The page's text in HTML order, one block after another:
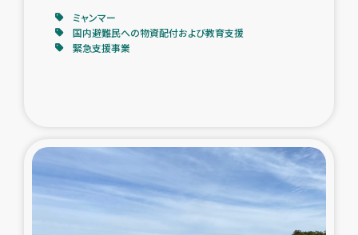
令和6年能登半島地震 緊急支援
タイ国境ミャンマー移民子ども支援
漁民によるマングローブ植林活動
ミャンマー
国内避難民への物資配付および教育支援
緊急支援事業